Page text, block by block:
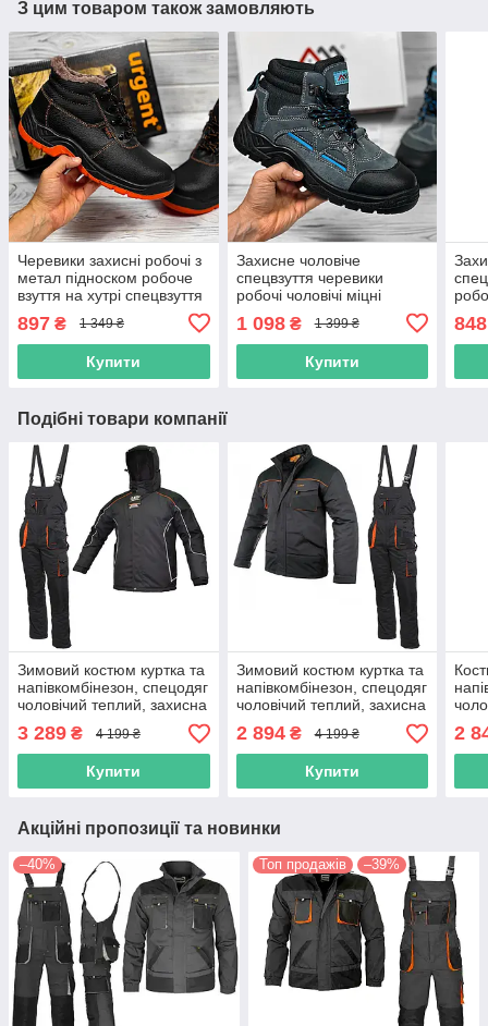
З цим товаром також замовляють
Черевики захисні робочі з
метал підноском робоче
взуття на хутрі спецвзуття
зимове чоловіче захисне
urgent польша
897 ₴ 1 349 ₴
Купити
Захисне чоловіче
спецвзуття черевики
робочі чоловічі міцні
ударостійкі робоче взуття
польша art master
1 098₴ 1 399 ₴
Купити
848
Подібні товари компанії
Зимовий костюм куртка та
напівкомбінезон, спецодяг
чоловічий теплий, захисна
польша
3 289 ₴ 4 199 ₴
Купити
Зимовий костюм куртка та
напівкомбінезон, спецодяг
чоловічий теплий, захисна
польша
2 894₴ 4 199 ₴
Купити
2
Акційні пропозиції та новинки
–40% Топ продажів –39%